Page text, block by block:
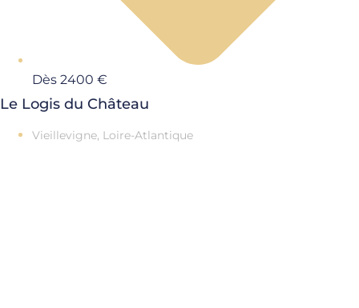
Dès 2400 €
Le Logis du Château
Vieillevigne, Loire-Atlantique